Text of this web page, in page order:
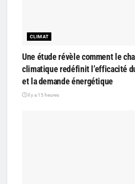
CLIMAT
Une étude révèle comment le
climatique redéfinit l’efficacité
et la demande énergétique
il y a 15 heures